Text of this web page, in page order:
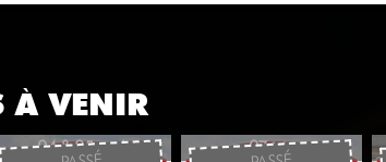
À VENIR
04 & 05 avril 07 juin